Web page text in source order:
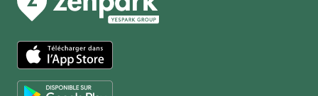
App Store